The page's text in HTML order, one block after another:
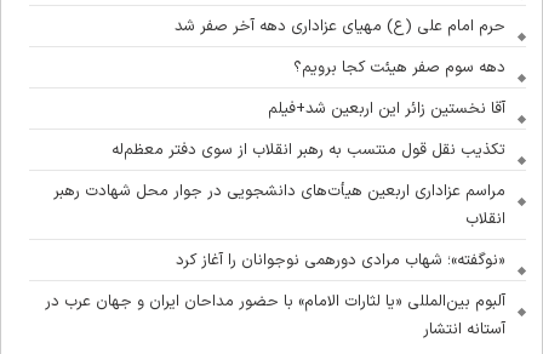
حرم امام علی (ع) مهیای عزاداری دهه آخر صفر شد
دهه سوم صفر هیئت کجا برویم؟
آقا نخستین زائر این اربعین شد+فیلم
تکذیب نقل قول منتسب به رهبر انقلاب از سوی دفتر معظم‌له
مراسم عزاداری اربعین هیأت‌های دانشجویی در جوار محل شهادت رهبر
انقلاب
«نوگفته»؛ شهاب مرادی دورهمی نوجوانان را آغاز کرد
آلبوم بین‌المللی «یا لثارات الامام» با حضور مداحان ایران و جهان عرب در
آستانه انتشار